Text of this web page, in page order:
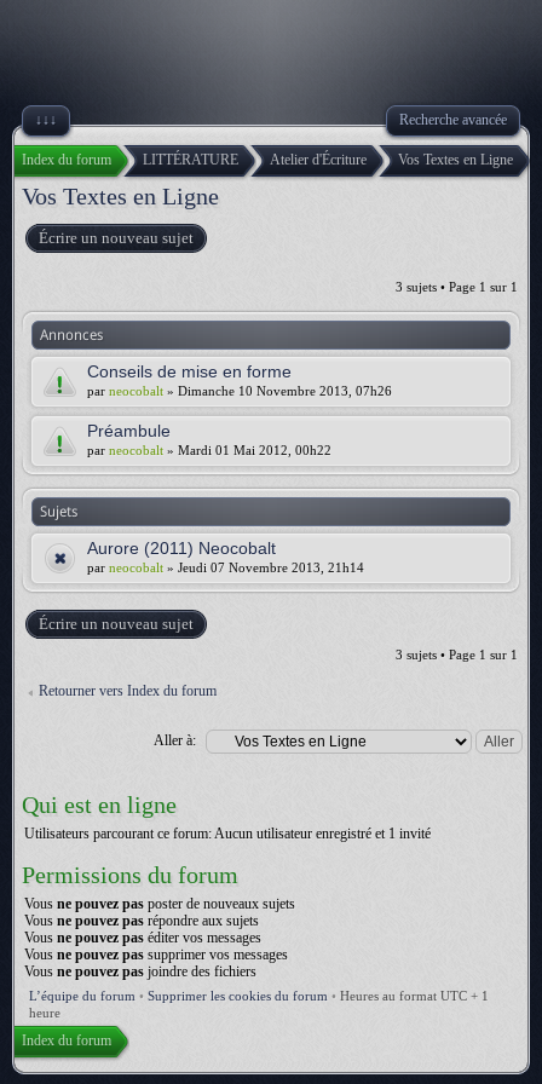
↓↓↓ Recherche avancée
Index du forum LITTÉRATURE Atelier d'Écriture Vos Textes en Ligne
Vos Textes en Ligne
Écrire un nouveau sujet
3 sujets • Page 1 sur 1
Annonces
Conseils de mise en forme
par neocobalt » Dimanche 10 Novembre 2013, 07h26
Préambule
par neocobalt » Mardi 01 Mai 2012, 00h22
Sujets
Aurore (2011) Neocobalt
par neocobalt » Jeudi 07 Novembre 2013, 21h14
Écrire un nouveau sujet
3 sujets • Page 1 sur 1
Retourner vers Index du forum
Aller à:
Qui est en ligne
Utilisateurs parcourant ce forum: Aucun utilisateur enregistré et 1 invité
Permissions du forum
Vous ne pouvez pas poster de nouveaux sujets
Vous ne pouvez pas répondre aux sujets
Vous ne pouvez pas éditer vos messages
Vous ne pouvez pas supprimer vos messages
Vous ne pouvez pas joindre des fichiers
L’équipe du forum • Supprimer les cookies du forum • Heures au format UTC + 1
heure
Index du forum